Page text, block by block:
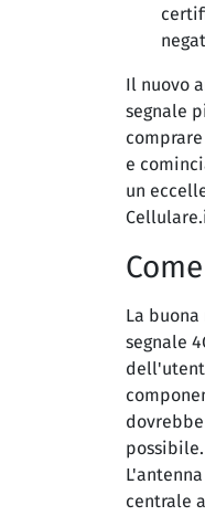
Il nuovo
segnale
e
un
La
segnale
possibile.
centrale